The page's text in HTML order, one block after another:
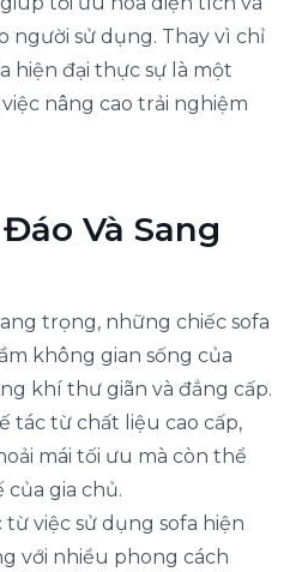
người sử dụng. Thay vì chỉ
hiện đại thực sự là một
nâng cao trải nghiệm
Và Sang
trọng, những chiếc sofa
không gian sống của
khí thư giãn và đẳng cấp.
tác từ chất liệu cao cấp,
mái tối ưu mà còn thể
gia chủ.
việc sử dụng sofa hiện
với nhiều phong cách